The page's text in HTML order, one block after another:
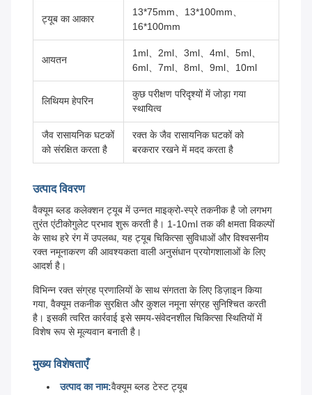
ट्यूब का आकार
13*75mm、13*100mm、
16*100mm
आयतन
1ml、2ml、3ml、4ml、5ml、
6ml、7ml、8ml、9ml、10ml
लिथियम हेपरिन
कुछ परीक्षण परिदृश्यों में जोड़ा गया
स्थायित्व
जैव रासायनिक घटकों
को संरक्षित करता है
रक्त के जैव रासायनिक घटकों को
बरकरार रखने में मदद करता है
उत्पाद विवरण
वैक्यूम ब्लड कलेक्शन ट्यूब में उन्नत माइक्रो-स्प्रे तकनीक है जो लगभग
तुरंत एंटीकोगुलेट प्रभाव शुरू करती है। 1-10ml तक की क्षमता विकल्पों
के साथ हरे रंग में उपलब्ध, यह ट्यूब चिकित्सा सुविधाओं और विश्वसनीय
रक्त नमूनाकरण की आवश्यकता वाली अनुसंधान प्रयोगशालाओं के लिए
आदर्श है।
विभिन्न रक्त संग्रह प्रणालियों के साथ संगतता के लिए डिज़ाइन किया
गया, वैक्यूम तकनीक सुरक्षित और कुशल नमूना संग्रह सुनिश्चित करती
है। इसकी त्वरित कार्रवाई इसे समय-संवेदनशील चिकित्सा स्थितियों में
विशेष रूप से मूल्यवान बनाती है।
मुख्य विशेषताएँ
उत्पाद का नाम:वैक्यूम ब्लड टेस्ट ट्यूब